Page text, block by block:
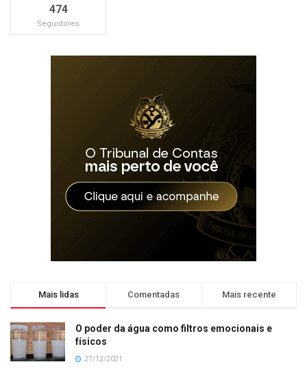
474
Seguidores
Mais lidas Comentadas Mais recente
O poder da água como filtros emocionais e
físicos
27/12/2021